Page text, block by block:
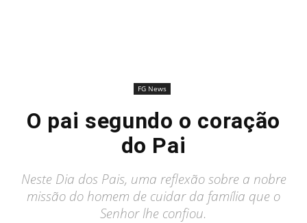
FG News
O pai segundo o coração
do Pai
Neste Dia dos Pais, uma reflexão sobre a nobre
missão do homem de cuidar da família que o
Senhor lhe confiou.